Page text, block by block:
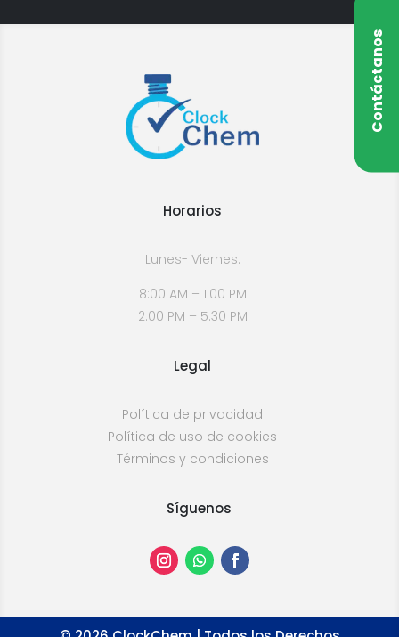
Contáctanos
Horarios
Lunes- Viernes:
8:00 AM – 1:00 PM
2:00 PM – 5:30 PM
Legal
Política de privacidad
Política de uso de cookies
Términos y condiciones
Síguenos